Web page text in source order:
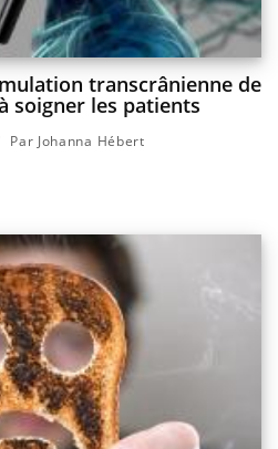
transcrânienne de
soigner les patients
Par Johanna Hébert